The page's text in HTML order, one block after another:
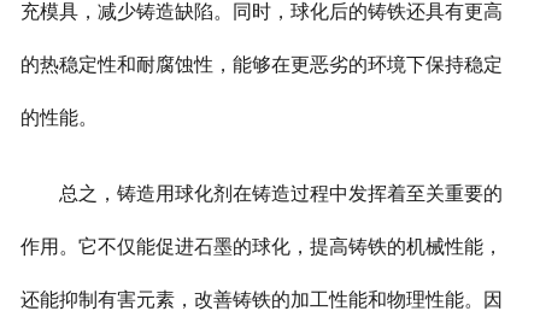
充模具，减少铸造缺陷。同时，球化后的铸铁还具有更高
的热稳定性和耐腐蚀性，能够在更恶劣的环境下保持稳定
的性能。
总之，铸造用球化剂在铸造过程中发挥着至关重要的
作用。它不仅能促进石墨的球化，提高铸铁的机械性能，
还能抑制有害元素，改善铸铁的加工性能和物理性能。因